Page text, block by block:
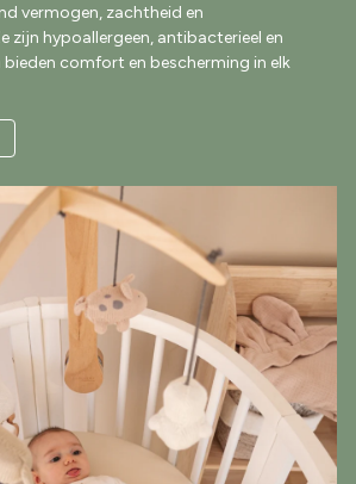
vermogen, zachtheid en
zijn hypoallergeen, antibacterieel en
comfort en bescherming in elk